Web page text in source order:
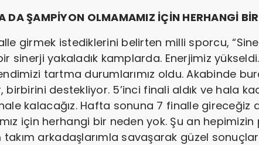
DA ŞAMPİYON OLMAMAMIZ İÇİN HERHANGİ BİR
girmek istediklerini belirten milli sporcu,
sinerji yakaladık kamplarda. Enerjimiz
tartma durumlarımız oldu. Akabinde
birbirini destekliyor. 5’inci finali aldık ve hala
kalacağız. Hafta sonuna 7 finalle
için herhangi bir neden yok. Şu an
arkadaşlarımla savaşarak güzel